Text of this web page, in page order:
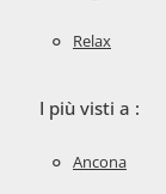
Relax
I più visti a :
Ancona